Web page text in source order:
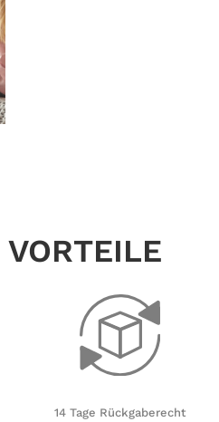
14 Tage Rückgaberecht